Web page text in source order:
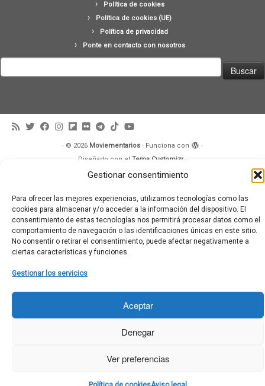
Gestionar consentimiento
Para ofrecer las mejores experiencias, utilizamos tecnologías como las
cookies para almacenar y/o acceder a la información del dispositivo. El
consentimiento de estas tecnologías nos permitirá procesar datos como el
comportamiento de navegación o las identificaciones únicas en este sitio.
No consentir o retirar el consentimiento, puede afectar negativamente a
ciertas características y funciones.
Gestionar los servicios
Aceptar
Denegar
Ver preferencias
Política de cookies
Política de cookies (UE)
Política de privacidad
Ponte en contacto con nosotros
· © 2026 Moviementarios · Funciona con
·
Diseñado con el Tema Customizr·